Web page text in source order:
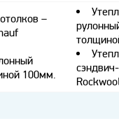
–
100мм.